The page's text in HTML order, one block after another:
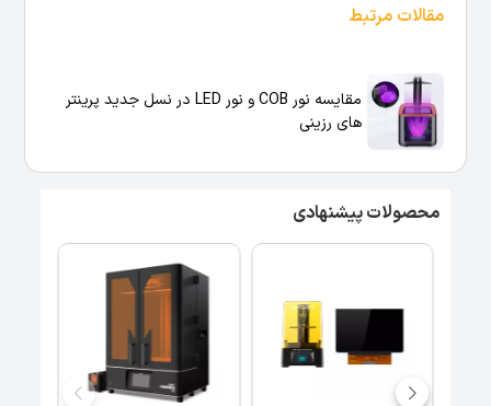
مقالات مرتبط
مقایسه نور COB و نور LED در نسل جدید پرینتر
های رزینی
محصولات پیشنهادی